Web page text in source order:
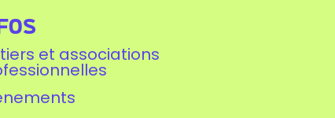
et associations